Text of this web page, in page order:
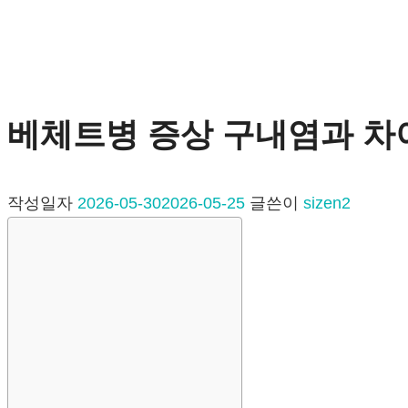
베체트병 증상 구내염과 차
작성일자 2026-05-302026-05-25 글쓴이 sizen2